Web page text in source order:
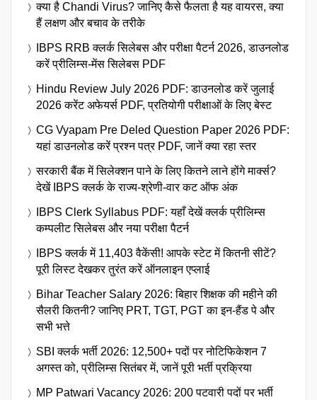
क्या है Chandi Virus? जानिए कैसे फैलता है यह वायरस, क्या
हैं लक्षण और बचाव के तरीके
IBPS RRB क्लर्क सिलेबस और परीक्षा पैटर्न 2026, डाउनलोड
करें प्रीलिम्स-मेंस सिलेबस PDF
Hindu Review July 2026 PDF: डाउनलोड करें जुलाई
2026 करेंट अफेयर्स PDF, प्रतियोगी परीक्षाओं के लिए बेस्ट
CG Vyapam Pre Deled Question Paper 2026 PDF:
यहां डाउनलोड करें प्रश्न पत्र PDF, जानें क्या रहा स्तर
सरकारी बैंक में सिलेक्शन पाने के लिए कितने लाने होंगे मार्क्स?
देखें IBPS क्लर्क के राज्य-श्रेणी-वार कट ऑफ अंक
IBPS Clerk Syllabus PDF: यहाँ देखें क्लर्क प्रीलिम्स
कम्पलीट सिलेबस और नया परीक्षा पैटर्न
IBPS क्लर्क में 11,403 वैकेंसी! आपके स्टेट में कितनी सीटें?
पूरी लिस्ट देखकर तुरंत करें ऑनलाइन एप्लाई
Bihar Teacher Salary 2026: बिहार शिक्षक की महीने की
सैलरी कितनी? जानिए PRT, TGT, PGT का इन-हैंड पे और
सभी भत्ते
SBI क्लर्क भर्ती 2026: 12,500+ पदों पर नोटिफिकेशन 7
अगस्त को, प्रीलिम्स सितंबर में, जानें पूरी भर्ती प्रक्रिया
MP Patwari Vacancy 2026: 200 पटवारी पदों पर भर्ती